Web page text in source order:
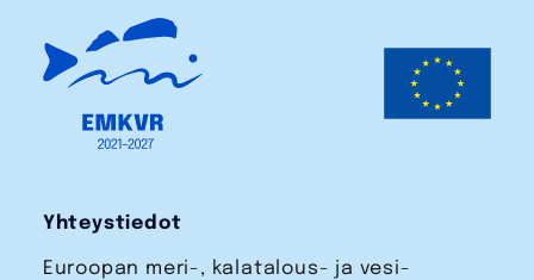
Yhteystiedot
Euroopan meri-, kalatalous- ja vesi­